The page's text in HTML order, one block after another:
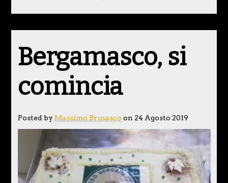
Bergamasco, si
comincia
Posted by Massimo Brusasco on 24 Agosto 2019